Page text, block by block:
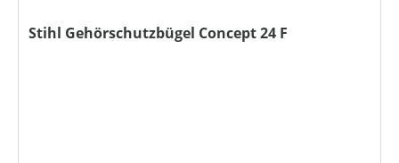
Stihl Gehörschutzbügel Concept 24 F